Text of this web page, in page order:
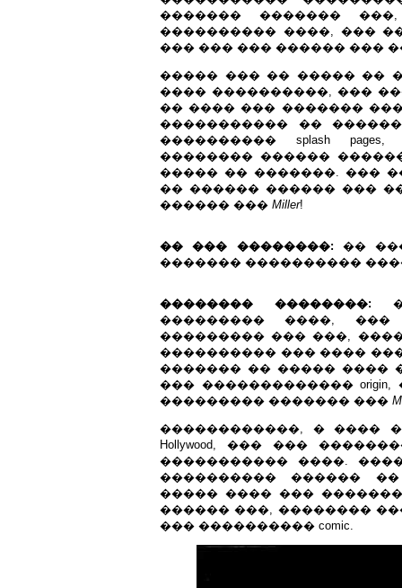
������� �������
���������� ����, ���
��� ��� ��� ������ ���
����� ��� �� ����� ��
���� ����������, ���
�� ���� ��� �������
����������� ��
���������� splash
�������� ������
����� �� �������. ���
�� ������ ������ ���
������ ��� Miller!
�� ��� ��������: ��
������� ����������
�������� ��������:
��������� ����,
��������� ��� ���,
���������� ��� ����
������� �� ����� ����
��� �������������
��������� ������� ���
������������, � ����
Hollywood, ��� ���
����������� ����.
���������� ������
����� ���� ���
������ ���, ��������
��� ���������� comic.